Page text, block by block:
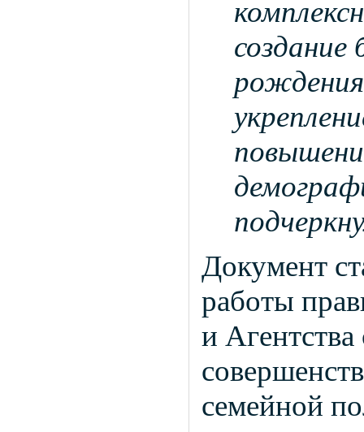
создание
Документ
работы
и
семейной